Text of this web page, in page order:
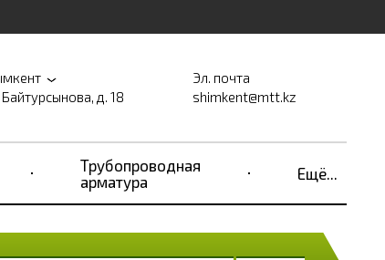
Байтурсынова, д. 18
Эл. почта
shimkent@mtt.kz
Трубопроводная
арматура
Ещё...